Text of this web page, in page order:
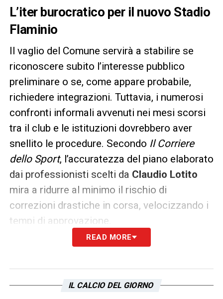
L’iter burocratico per il nuovo Stadio
Flaminio
Il vaglio del Comune servirà a stabilire se
riconoscere subito l’interesse pubblico
preliminare o se, come appare probabile,
richiedere integrazioni. Tuttavia, i numerosi
confronti informali avvenuti nei mesi scorsi
tra il club e le istituzioni dovrebbero aver
snellito le procedure. Secondo Il Corriere
dello Sport, l’accuratezza del piano elaborato
dai professionisti scelti da Claudio Lotito
mira a ridurre al minimo il rischio di
correzioni drastiche in corsa, velocizzando i
tempi di approvazione.
READ MORE
IL CALCIO DEL GIORNO